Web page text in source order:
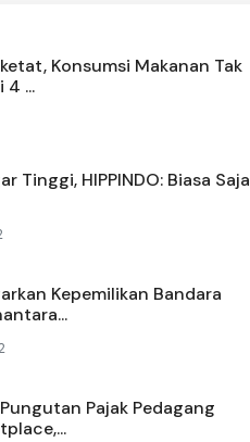
Konsumsi Makanan Tak
4 ...
Tinggi, HIPPINDO: Biasa Saja
Kepemilikan Bandara
Pajak Pedagang